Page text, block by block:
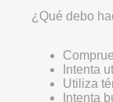
¿Qué debo
Intenta
Utiliza
Intenta